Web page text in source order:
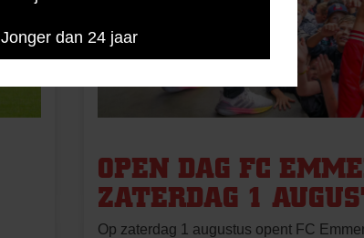
Jonger dan 24 jaar
OPEN DAG FC
ZATERDAG 1
Op zaterdag 1 augustus opent FC